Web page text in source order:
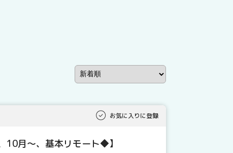
お気に入りに登録
10月～、基本リモート◆】